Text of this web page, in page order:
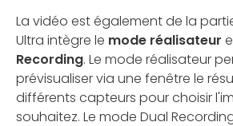
La vidéo est également de la
Ultra intègre le mode réalisateur
Recording. Le mode réalisateur
prévisualiser via une fenêtre le
différents capteurs pour choisir
souhaitez. Le mode Dual